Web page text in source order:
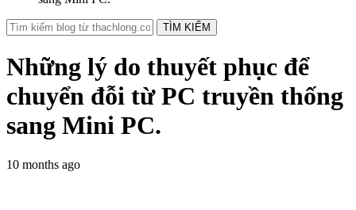
TÌM KIẾM
Những lý do thuyết phục để
chuyển đỗi từ PC truyền thống
sang Mini PC.
10 months ago